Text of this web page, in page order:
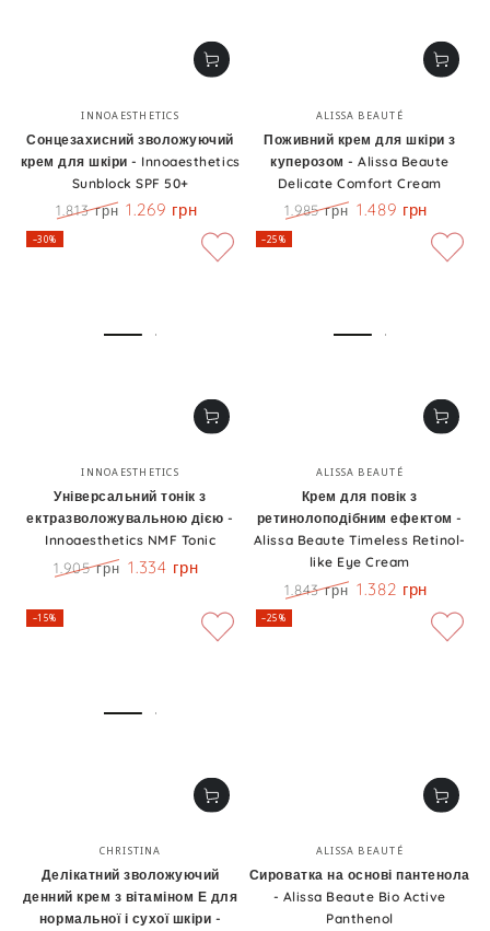
Бренд:
INNOAESTHETICS
Сонцезахисний зволожуючий
крем для шкіри - Innoaesthetics
Sunblock SPF 50+
Ціна
1.813 грн 1.269 грн
Бренд:
ALISSA BEAUTÉ
Поживний крем для шкіри з
куперозом - Alissa Beaute
Delicate Comfort Cream
Ціна
1.985 грн 1.489 грн
Бренд:
INNOAESTHETICS
Універсальний тонік з
ектразволожувальною дією -
Innoaesthetics NMF Tonic
1.905 грн 1.334 грн
–30%
Бренд:
ALISSA BEAUTÉ
Крем для повік з
ретинолоподібним ефектом -
Alissa Beaute Timeless Retinol-
like Eye Cream
Ціна
1.843 грн 1.382 грн
–25%
Бренд:
CHRISTINA
Делікатний зволожуючий
денний крем з вітаміном Е для
нормальної і сухої шкіри -
–15%
Бренд:
ALISSA BEAUTÉ
Сироватка на основі пантенола
- Alissa Beaute Bio Active
Panthenol
–25%